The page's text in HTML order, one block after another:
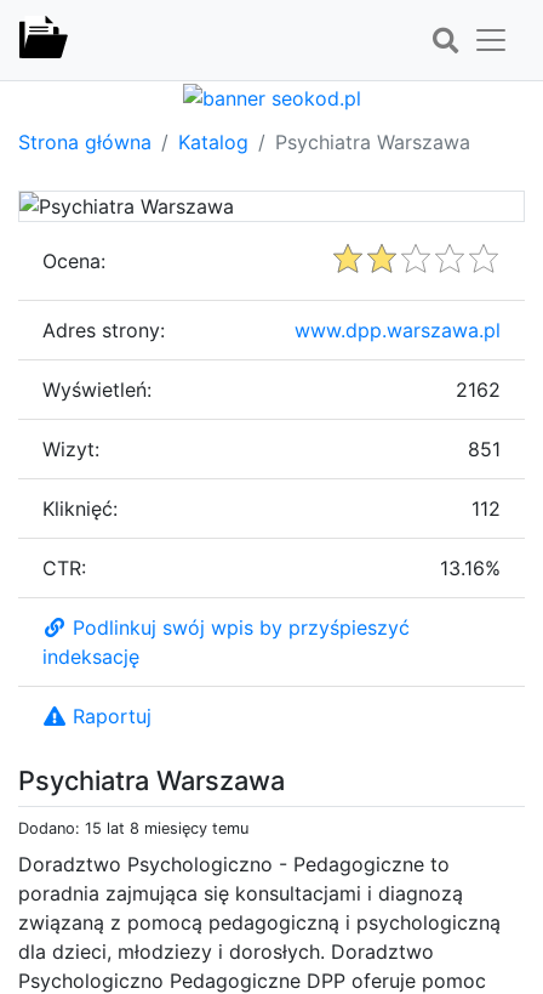
Strona główna Katalog Psychiatra Warszawa
Psychiatra Warszawa
Dodano: 15 lat 8 miesięcy temu
Doradztwo Psychologiczno - Pedagogiczne to
poradnia zajmująca się konsultacjami i diagnozą
związaną z pomocą pedagogiczną i psychologiczną
dla dzieci, młodziezy i dorosłych. Doradztwo
Psychologiczno Pedagogiczne DPP oferuje pomoc
Ocena:
Adres strony: www.dpp.warszawa.pl
Wyświetleń: 2162
Wizyt: 851
Kliknięć: 112
CTR: 13.16%
Podlinkuj swój wpis by przyśpieszyć
indeksację
Raportuj